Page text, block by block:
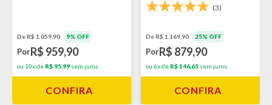
De R$ 1.059,90 9% OFF
PorR$ 959,90
ou 10x de R$ 95,99 sem juros
CONFIRA
(3)
De R$ 1.169,90 25% OFF
PorR$ 879,90
ou 6x de R$ 146,65 sem juros
CONFIRA